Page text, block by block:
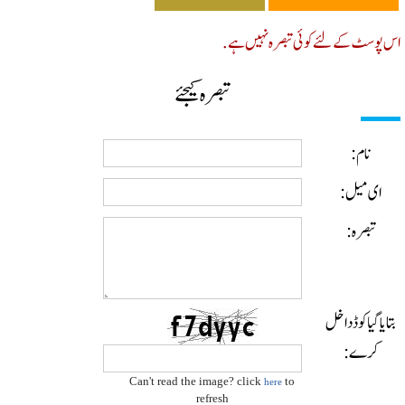
کے لئے کوئی تبصرہ نہیں ہے.
تبصرہ کیجئے
نام:
ای میل:
تبصرہ:
گیا کوڈ داخل
کرے:
Can't read the image? clickhere
refresh